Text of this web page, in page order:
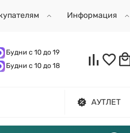
Информация
Будни с 10 до 19
Будни с 10 до 18
АУТЛЕТ